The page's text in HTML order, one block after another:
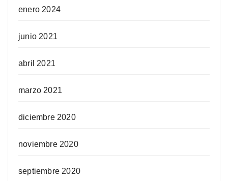
enero 2024
junio 2021
abril 2021
marzo 2021
diciembre 2020
noviembre 2020
septiembre 2020